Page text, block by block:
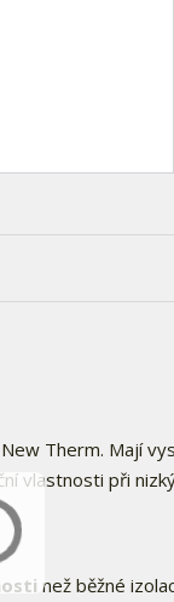
Therm. Mají
vlastnosti při
než běžné